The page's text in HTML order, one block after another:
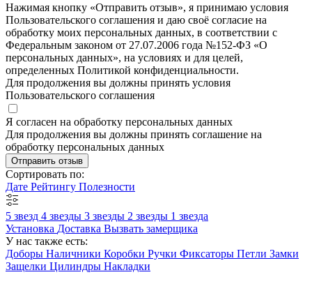
Нажимая кнопку «Отправить отзыв», я принимаю условия
Пользовательского соглашения и даю своё согласие на
обработку моих персональных данных, в соответствии с
Федеральным законом от 27.07.2006 года №152-ФЗ «О
персональных данных», на условиях и для целей,
определенных Политикой конфиденциальности.
Для продолжения вы должны принять условия
Пользовательского соглашения
Я согласен на обработку персональных данных
Для продолжения вы должны принять соглашение на
обработку персональных данных
Отправить отзыв
Сортировать по:
Дате Рейтингу Полезности
5 звезд 4 звезды 3 звезды 2 звезды 1 звезда
Установка Доставка Вызвать замерщика
У нас также есть:
Доборы Наличники Коробки Ручки Фиксаторы Петли Замки
Защелки Цилиндры Накладки